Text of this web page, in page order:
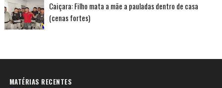
Caiçara: Filho mata a mãe a pauladas dentro de casa
(cenas fortes)
MATÉRIAS RECENTES